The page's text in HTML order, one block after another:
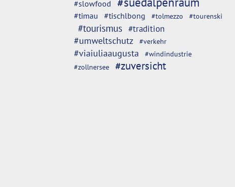
#slowfood
#timau #tischlbong #tolmezzo #tourenski
#tourismus #tradition
#umweltschutz
#verkehr
#viaiuliaaugusta #windindustrie
#zollnersee #zuversicht